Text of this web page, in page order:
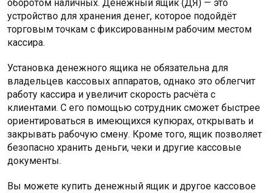
оборотом наличных. Денежный ящик (ДЯ) — это
устройство для хранения денег, которое подойдёт
торговым точкам с фиксированным рабочим местом
кассира.
Установка денежного ящика не обязательна для
владельцев кассовых аппаратов, однако это облегчит
работу кассира и увеличит скорость расчёта с
клиентами. С его помощью сотрудник сможет быстрее
ориентироваться в имеющихся купюрах, открывать и
закрывать рабочую смену. Кроме того, ящик позволяет
безопасно хранить деньги, чеки и другие кассовые
документы.
Вы можете купить денежный ящик и другое кассовое